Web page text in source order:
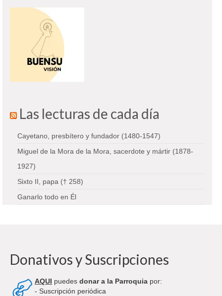
Las lecturas de cada día
Cayetano, presbítero y fundador (1480-1547)
Miguel de la Mora de la Mora, sacerdote y mártir (1878-
1927)
Sixto II, papa († 258)
Ganarlo todo en Él
Donativos y Suscripciones
AQUI puedes donar a la Parroquia por:
- Suscripción periódica